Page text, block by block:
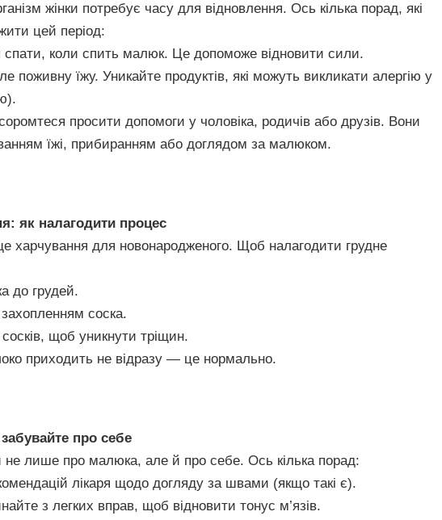
жінки потребує часу для відновлення. Ось кілька порад, які
цей період:
спати, коли спить малюк. Це допоможе відновити сили.
поживну їжу. Уникайте продуктів, які можуть викликати алергію у
просити допомоги у чоловіка, родичів або друзів. Вони
їжі, прибиранням або доглядом за малюком.
як налагодити процес
харчування для новонародженого. Щоб налагодити грудне
до грудей.
соска.
щоб уникнути тріщин.
приходить не відразу — це нормально.
про себе
не лише про малюка, але й про себе. Ось кілька порад:
лікаря щодо догляду за швами (якщо такі є).
з легких вправ, щоб відновити тонус м’язів.